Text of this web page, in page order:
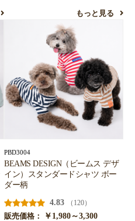
もっと見る
PBD3004
BEAMS DESIGN（ビームス デザ
イン）スタンダードシャツ ボー
ダー柄
4.83
（120）
販売価格：
￥1,980～3,300